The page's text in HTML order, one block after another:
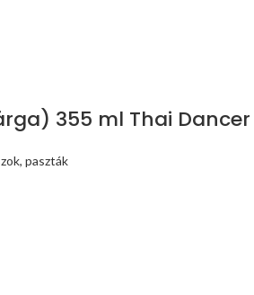
355 ml Thai Dancer
paszták